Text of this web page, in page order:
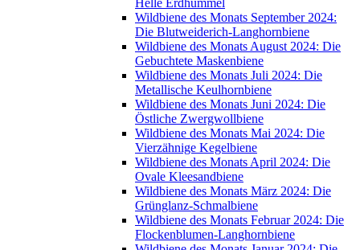
Helle Erdhummel
Wildbiene des Monats September 2024:
Die Blutweiderich-Langhornbiene
Wildbiene des Monats August 2024: Die
Gebuchtete Maskenbiene
Wildbiene des Monats Juli 2024: Die
Metallische Keulhornbiene
Wildbiene des Monats Juni 2024: Die
Östliche Zwergwollbiene
Wildbiene des Monats Mai 2024: Die
Vierzähnige Kegelbiene
Wildbiene des Monats April 2024: Die
Ovale Kleesandbiene
Wildbiene des Monats März 2024: Die
Grünglanz-Schmalbiene
Wildbiene des Monats Februar 2024: Die
Flockenblumen-Langhornbiene